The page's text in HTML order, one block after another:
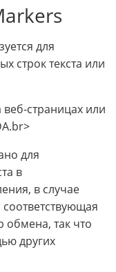
для
строк текста или
страницах или
для
в
в случае
обмена, так что
других